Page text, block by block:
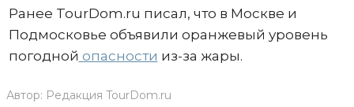
Ранее TourDom.ru писал, что в Москве и
Подмосковье объявили оранжевый уровень
погодной опасности из-за жары.
Автор: Редакция TourDom.ru